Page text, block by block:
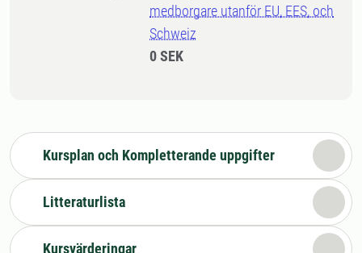
medborgare utanför EU, EES, och
Schweiz
0 SEK
Kursplan och Kompletterande uppgifter
Litteraturlista
Kursvärderingar